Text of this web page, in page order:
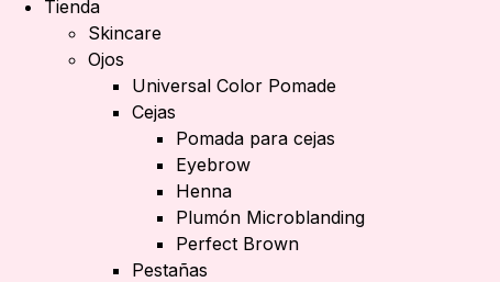
Tienda
Skincare
Ojos
Universal Color Pomade
Cejas
Pomada para cejas
Eyebrow
Henna
Plumón Microblanding
Perfect Brown
Pestañas